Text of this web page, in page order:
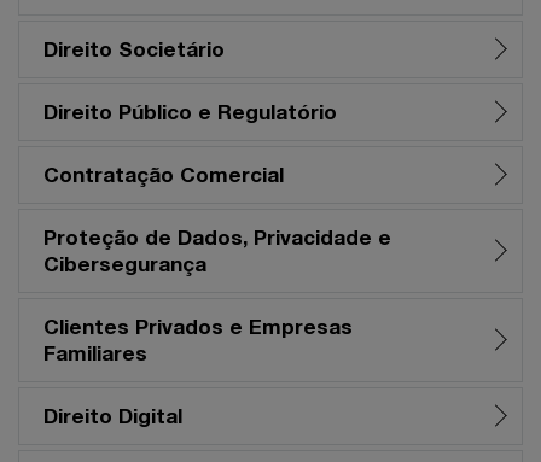
Direito Societário
Direito Público e Regulatório
Contratação Comercial
Proteção de Dados, Privacidade e
Cibersegurança
Clientes Privados e Empresas
Familiares
Direito Digital